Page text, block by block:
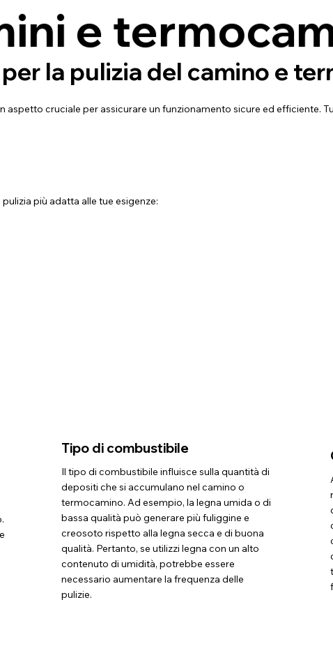
e
la pulizia del camino e
cruciale per assicurare un funzionamento sicure ed efficiente.
più adatta alle tue esigenze:
Tipo di combustibile
Il tipo di combustibile influisce sulla quantità di
depositi che si accumulano nel camino o
termocamino. Ad esempio, la legna umida o di
bassa qualità può generare più fuliggine e
creosoto rispetto alla legna secca e di buona
qualità. Pertanto, se utilizzi legna con un alto
contenuto di umidità, potrebbe essere
necessario aumentare la frequenza delle
pulizie.